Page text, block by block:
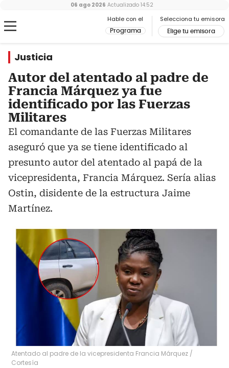
Hable con el
Programa
Selecciona tu emisora
Elige tu emisora
06 ago 2026 Actualizado 14:52
Justicia
Autor del atentado al padre de
Francia Márquez ya fue
identificado por las Fuerzas
Militares
El comandante de las Fuerzas Militares
aseguró que ya se tiene identificado al
presunto autor del atentado al papá de la
vicepresidenta, Francia Márquez. Sería alias
Ostin, disidente de la estructura Jaime
Martínez.
Atentado al padre de la vicepresidenta Francia Márquez /
Cortesía